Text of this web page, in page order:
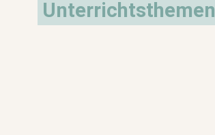
Unterrichtsthemen